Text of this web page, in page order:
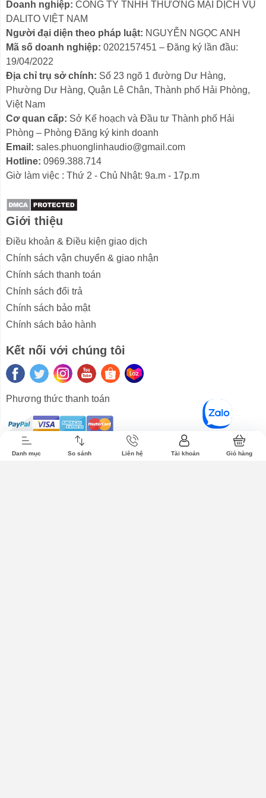
Tai nghe Tin tức Liên hệ
mà mức giá lại vô cùng cạnh
tại cửa hàng, các bạn hãy qua trải
nghiệm thử âm thanh, các tính năng
cũng như tư vấn nhiệt tình từ
Phòng. Tham khảo: EDIFIER
R1700BTS, Loa...
Doanh nghiệp: CÔNG TY TNHH THƯƠNG MẠI DỊCH VỤ
DALITO VIỆT NAM
Người đại diện theo pháp luật: NGUYỄN NGỌC ANH
Mã số doanh nghiệp: 0202157451 – Đăng ký lần đầu:
19/04/2022
Địa chỉ trụ sở chính: Số 23 ngõ 1 đường Dư Hàng,
Phường Dư Hàng, Quận Lê Chân, Thành phố Hải Phòng,
Việt Nam
Cơ quan cấp: Sở Kế hoạch và Đầu tư Thành phố Hải
Phòng – Phòng Đăng ký kinh doanh
Email: sales.phuonglinhaudio@gmail.com
Hotline: 0969.388.714
Giờ làm việc : Thứ 2 - Chủ Nhật: 9a.m - 17p.m
Giới thiệu
Điều khoản & Điều kiện giao dịch
Chính sách vận chuyển & giao nhận
Chính sách thanh toán
Chính sách đổi trả
Chính sách bảo mật
Chính sách bảo hành
Kết nối với chúng tôi
Phương thức thanh toán
Danh mục So sánh Liên hệ Tài khoản Giỏ hàng